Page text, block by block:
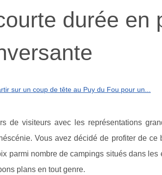
durée en
sur un coup de tête au Puy du Fou pour un...
de visiteurs avec les représentations
Vous avez décidé de profiter de
parmi nombre de campings situés dans
plans en tout genre.